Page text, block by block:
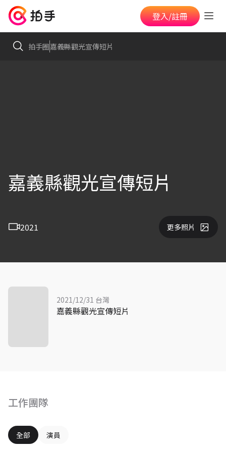
登入/註冊
拍手圈嘉義縣觀光宣傳短片
嘉義縣觀光宣傳短片
2021 更多照片
工作團隊
全部 演員
2021/12/31 台灣
嘉義縣觀光宣傳短片